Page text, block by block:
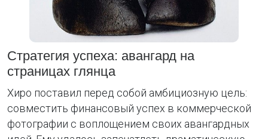
Стратегия успеха: авангард на
страницах глянца
Хиро поставил перед собой амбициозную цель:
совместить финансовый успех в коммерческой
фотографии с воплощением своих авангардных